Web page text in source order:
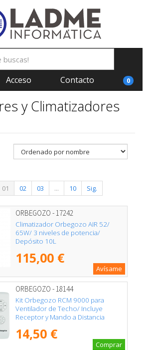
Acceso Contacto 0
y Climatizadores
01 02 03 ... 10 Sig.
ORBEGOZO - 17242
Climatizador Orbegozo AIR 52/
65W/ 3 niveles de potencia/
Depósito 10L
115,00 €
Avísame
ORBEGOZO - 18144
Kit Orbegozo RCM 9000 para
Ventilador de Techo/ Incluye
Receptor y Mando a Distancia
14,50 €
Comprar